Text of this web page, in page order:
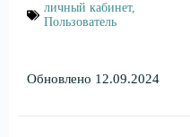
личный кабинет,
Пользователь
Обновлено 12.09.2024